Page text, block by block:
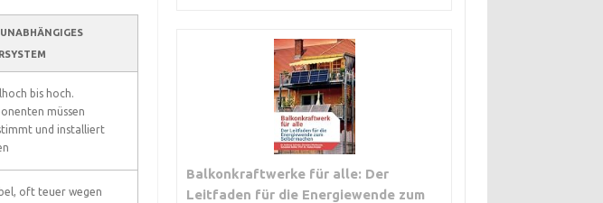
bis hoch.
müssen
und installiert
oft teuer wegen
Balkonkraftwerke für alle: Der
Leitfaden für die Energiewende zum